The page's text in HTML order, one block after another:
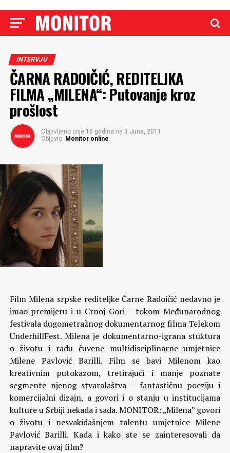
INTERVJU
ČARNA RADOIČIĆ, REDITELJKA
FILMA „MILENA“: Putovanje kroz
prošlost
Objavljeno prije 15 godina na 3 Juna, 2011
Objavio: Monitor online
Film Milena srpske rediteljke Čarne Radoičić nedavno je
imao premijeru i u Crnoj Gori – tokom Međunarodnog
festivala dugometražnog dokumentarnog filma Telekom
UnderhillFest. Milena je dokumentarno-igrana stuktura
o životu i radu čuvene multidisciplinarne umjetnice
Milene Pavlović Barilli. Film se bavi Milenom kao
kreativnim putokazom, tretirajući i manje poznate
segmente njenog stvaralaštva – fantastičnu poeziju i
komercijalni dizajn, a govori i o stanju u institucijama
kulture u Srbiji nekada i sada.MONITOR: „Milena” govori
o životu i nesvakidašnjem talentu umjetnice Milene
Pavlović Barilli. Kada i kako ste se zainteresovali da
napravite ovaj film?